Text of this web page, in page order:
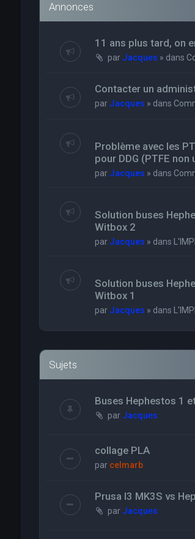
Annonces
11 ans plus tard, on
par Jacques » dans
Contacter un
par Jacques » dans
Problème avec les
pour DDG (PTFE non
par Jacques » dans
Solution buses
Witbox 2
par Jacques » dans
Solution buses
Witbox 1
par Jacques » dans
Sujets
Buses Hephestos 1
par Jacques
collage PLA
par celmarb
Prusa I3 MK3S vs
par Jacques